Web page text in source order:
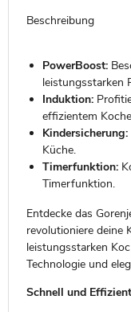
Beschreibung
PowerBoost:
leistungsstarken
Induktion:
effizientem
Kindersicherung:
Küche.
Timerfunktion:
Timerfunktion.
Entdecke das
revolutioniere deine
leistungsstarken
Technologie und
Schnell und